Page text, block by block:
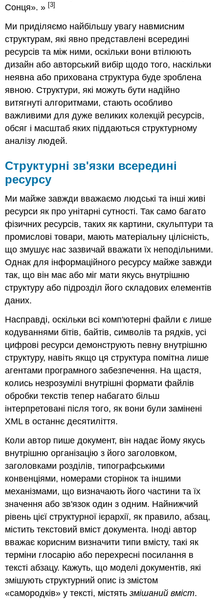
Сонця».» [3]
Ми приділяємо найбільшу увагу навмисним
структурам, які явно представлені всередині
ресурсів та між ними, оскільки вони втілюють
дизайн або авторський вибір щодо того, наскільки
неявна або прихована структура буде зроблена
явною. Структури, які можуть бути надійно
витягнуті алгоритмами, стають особливо
важливими для дуже великих колекцій ресурсів,
обсяг і масштаб яких піддаються структурному
аналізу людей.
Структурні зв'язки всередині
ресурсу
Ми майже завжди вважаємо людські та інші живі
ресурси як про унітарні сутності. Так само багато
фізичних ресурсів, таких як картини, скульптури та
промислові товари, мають матеріальну цілісність,
що змушує нас зазвичай вважати їх неподільними.
Однак для інформаційного ресурсу майже завжди
так, що він має або міг мати якусь внутрішню
структуру або підрозділ його складових елементів
даних.
Насправді, оскільки всі комп'ютерні файли є лише
кодуваннями бітів, байтів, символів та рядків, усі
цифрові ресурси демонструють певну внутрішню
структуру, навіть якщо ця структура помітна лише
агентами програмного забезпечення. На щастя,
колись незрозумілі внутрішні формати файлів
обробки текстів тепер набагато більш
інтерпретовані після того, як вони були замінені
XML в останнє десятиліття.
Коли автор пише документ, він надає йому якусь
внутрішню організацію з його заголовком,
заголовками розділів, типографськими
конвенціями, номерами сторінок та іншими
механізмами, що визначають його частини та їх
значення або зв'язок один з одним. Найнижчий
рівень цієї структурної ієрархії, як правило, абзац,
містить текстовий вміст документа. Іноді автор
вважає корисним визначити типи вмісту, такі як
терміни глосарію або перехресні посилання в
тексті абзацу. Кажуть, що моделі документів, які
змішують структурний опис із змістом
«самородків» у тексті, містятьзмішаний вміст.